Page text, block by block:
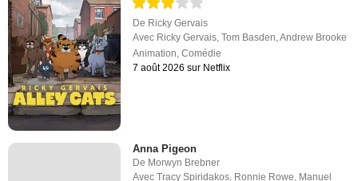
De Ricky Gervais
Avec Ricky Gervais,Tom Basden,Andrew Brooke
Animation,Comédie
7 août 2026 sur Netflix
Anna Pigeon
De Morwyn Brebner
AvecTracy Spiridakos Ronnie Rowe Manuel